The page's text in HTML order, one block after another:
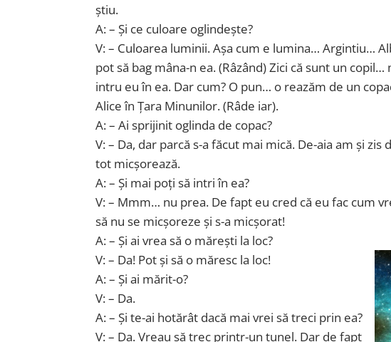
știu.
A: – Și ce culoare oglindește?
V: – Culoarea luminii. Așa cum e lumina… Argintiu…
pot să bag mâna-n ea. (Râzând) Zici că sunt un
intru eu în ea. Dar cum? O pun… o reazăm de un
Alice în Țara Minunilor. (Râde iar).
A: – Ai sprijinit oglinda de copac?
V: – Da, dar parcă s-a făcut mai mică. De-aia am și
tot micșorează.
A: – Și mai poți să intri în ea?
V: – Mmm… nu prea. De fapt eu cred că eu fac cum
să nu se micșoreze și s-a micșorat!
A: – Și ai vrea să o mărești la loc?
V: – Da! Pot și să o măresc la loc!
A: – Și ai mărit-o?
V: – Da.
A: – Și te-ai hotărât dacă mai vrei să treci prin ea?
V: – Da. Vreau să trec printr-un tunel. Dar de fapt